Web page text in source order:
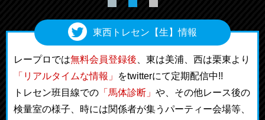
東西トレセン【生】情報
レープロでは無料会員登録後 、東は美浦、西は栗東より
「リアルタイムな情報」
をtwitterにて定期配信中!!
トレセン班目線での 「馬体診断」 や、その他レース後の
検量室の様子、時には関係者が集うパーティー会場等、